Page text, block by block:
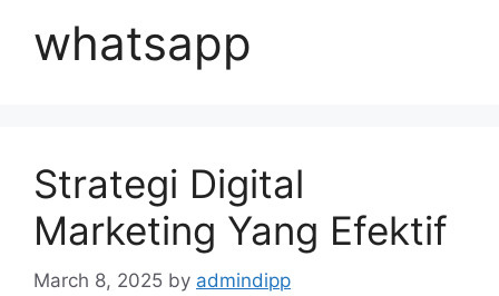
whatsapp
Strategi Digital
Marketing Yang Efektif
March 8, 2025 by admindipp